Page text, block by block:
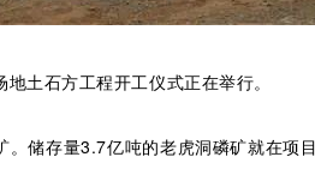
土石方工程开工仪式正在举行。
储存量3.7亿吨的老虎洞磷矿就在项